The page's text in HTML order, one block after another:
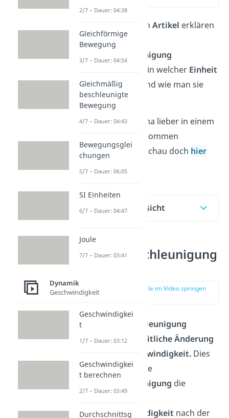
In dem folgenden Artikel erklären
wir dir wie sich
Winkelbeschleunigung
zusammensetzt, in welcher Einheit
man sie angibt und wie man sie
berechnet.
Falls du das Thema lieber in einem
erklärt bekommen
möchtest, dann schau doch hier
Inhaltsübersicht
Winkelbeschleunigung
zur Stelle im Video springen
Die
Winkelbeschleunigung
beschreibt die
zeitliche Änderung
Winkelgeschwindigkeit.Dies
bedeutet, dass die
Winkelbeschleunigung die
Ableitung
Winkelgeschwindigkeit nach der
2/7 – Dauer: 04:38
Gleichförmige
Bewegung
3/7 – Dauer: 04:54
Gleichmäßig
beschleunigte
Bewegung
4/7 – Dauer: 04:43
Bewegungsglei
chungen
5/7 – Dauer: 06:05
SI Einheiten
6/7 – Dauer: 04:47
Joule
7/7 – Dauer: 03:41
Dynamik
Geschwindigkeit
Geschwindigkei
t
1/7 – Dauer: 03:12
Geschwindigkei
t berechnen
2/7 – Dauer: 03:49
Durchschnittsg